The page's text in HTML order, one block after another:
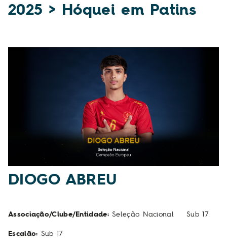
2025 > Hóquei em Patins
DIOGO ABREU
Associação/Clube/Entidade:Seleção Nacional Sub 17
Escalão: Sub 17